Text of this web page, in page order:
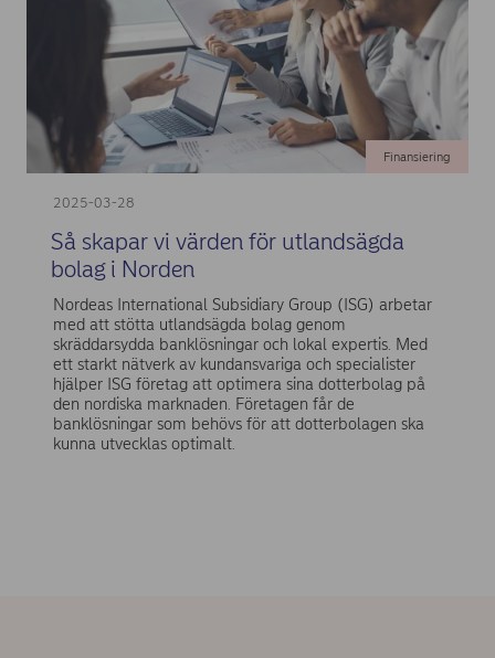
2025-03-28
Finansiering
Så skapar vi värden för utlandsägda
bolag i Norden
Nordeas International Subsidiary Group (ISG) arbetar
med att stötta utlandsägda bolag genom
skräddarsydda banklösningar och lokal expertis. Med
ett starkt nätverk av kundansvariga och specialister
hjälper ISG företag att optimera sina dotterbolag på
den nordiska marknaden. Företagen får de
banklösningar som behövs för att dotterbolagen ska
kunna utvecklas optimalt.